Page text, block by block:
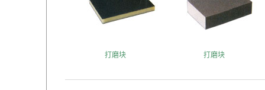
打磨块 打磨块